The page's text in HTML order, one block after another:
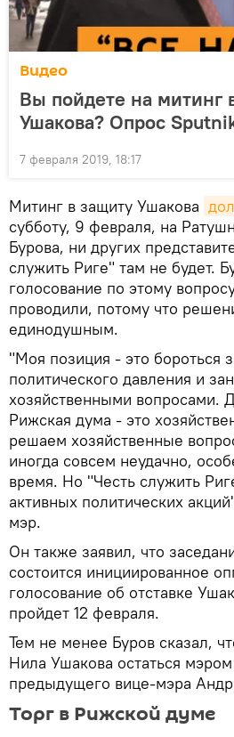
Видео
Вы пойдете на митинг
Ушакова? Опрос
7 февраля 2019, 18:17
Митинг в защиту Ушакова
субботу, 9 февраля, на
Бурова, ни других
служить Риге" там не будет.
голосование по этому
проводили, потому что
единодушным.
"Моя позиция - это бороться
политического давления и
хозяйственными вопросами.
Рижская дума - это
решаем хозяйственные
иногда совсем неудачно,
время. Но "Честь служить
активных политических
мэр.
Он также заявил, что
состоится инициированное
голосование об отставке
пройдет 12 февраля.
Тем не менее Буров сказал,
Нила Ушакова остаться
предыдущего вице-мэра
Торг в Рижской думе